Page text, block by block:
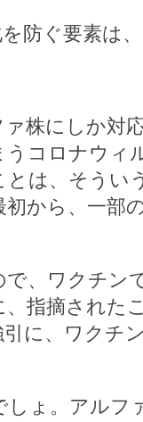
防ぐ要素は
株にしか対
コロナウィ
は、そうい
から、一部
、ワクチン
指摘された
に、ワクチ
ょ。アルフ